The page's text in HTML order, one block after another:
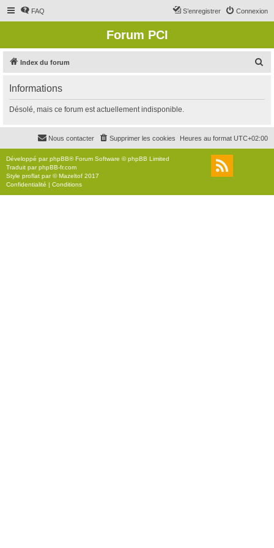
FAQ Connexion
S’enregistrer
Forum PCI
Index du forum
r
c
r
Informations
Désolé, mais ce forum est actuellement indisponible.
Heures au format UTC+02:00
Supprimer les cookies
Nous contacter
Développé parphpBB® Forum Software © phpBB Limited
Traduit parphpBB-fr.com
Style proflat par ©Mazeltof 2017
Confidentialité | Conditions